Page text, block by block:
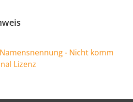
- Nicht komm
Lizenz